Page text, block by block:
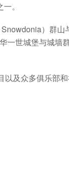
。
）群山
一世城堡与城墙
及众多俱乐部